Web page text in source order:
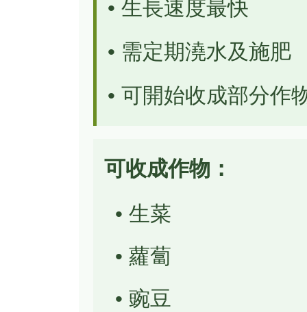
• 生長速度最快
• 需定期澆水及施肥
• 可開始收成部分作
可收成作物：
• 生菜
• 蘿蔔
• 豌豆